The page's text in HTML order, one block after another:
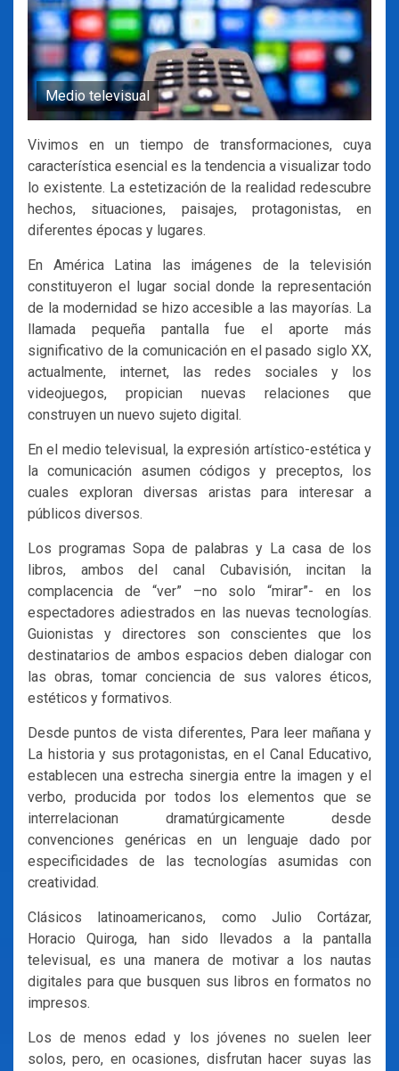
Medio televisual
Vivimos en un tiempo de transformaciones, cuya
característica esencial es la tendencia a visualizar todo
lo existente. La estetización de la realidad redescubre
hechos, situaciones, paisajes, protagonistas, en
diferentes épocas y lugares.
En América Latina las imágenes de la televisión
constituyeron el lugar social donde la representación
de la modernidad se hizo accesible a las mayorías. La
llamada pequeña pantalla fue el aporte más
significativo de la comunicación en el pasado siglo XX,
actualmente, internet, las redes sociales y los
videojuegos, propician nuevas relaciones que
construyen un nuevo sujeto digital.
En el medio televisual, la expresión artístico-estética y
la comunicación asumen códigos y preceptos, los
cuales exploran diversas aristas para interesar a
públicos diversos.
Los programas Sopa de palabras y La casa de los
libros, ambos del canal Cubavisión, incitan la
complacencia de “ver” –no solo “mirar”- en los
espectadores adiestrados en las nuevas tecnologías.
Guionistas y directores son conscientes que los
destinatarios de ambos espacios deben dialogar con
las obras, tomar conciencia de sus valores éticos,
estéticos y formativos.
Desde puntos de vista diferentes, Para leer mañana y
La historia y sus protagonistas, en el Canal Educativo,
establecen una estrecha sinergia entre la imagen y el
verbo, producida por todos los elementos que se
interrelacionan dramatúrgicamente desde
convenciones genéricas en un lenguaje dado por
especificidades de las tecnologías asumidas con
creatividad.
Clásicos latinoamericanos, como Julio Cortázar,
Horacio Quiroga, han sido llevados a la pantalla
televisual, es una manera de motivar a los nautas
digitales para que busquen sus libros en formatos no
impresos.
Los de menos edad y los jóvenes no suelen leer
solos, pero, en ocasiones, disfrutan hacer suyas las